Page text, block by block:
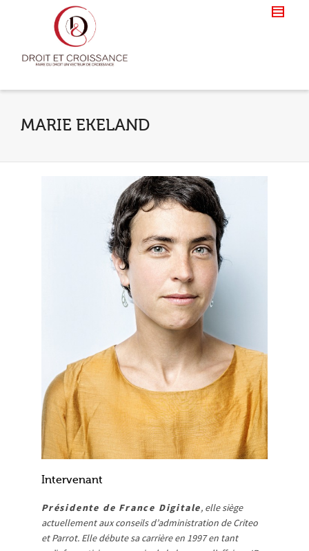
MARIE EKELAND
Intervenant
Présidente de France Digitale, elle siège
actuellement aux conseils d’administration de Criteo
et Parrot. Elle débute sa carrière en 1997 en tant